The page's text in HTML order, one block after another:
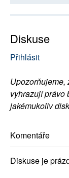
Diskuse
Přihlásit
Upozorňujeme,
vyhrazují právo
jakémukoliv
Komentáře
Diskuse je